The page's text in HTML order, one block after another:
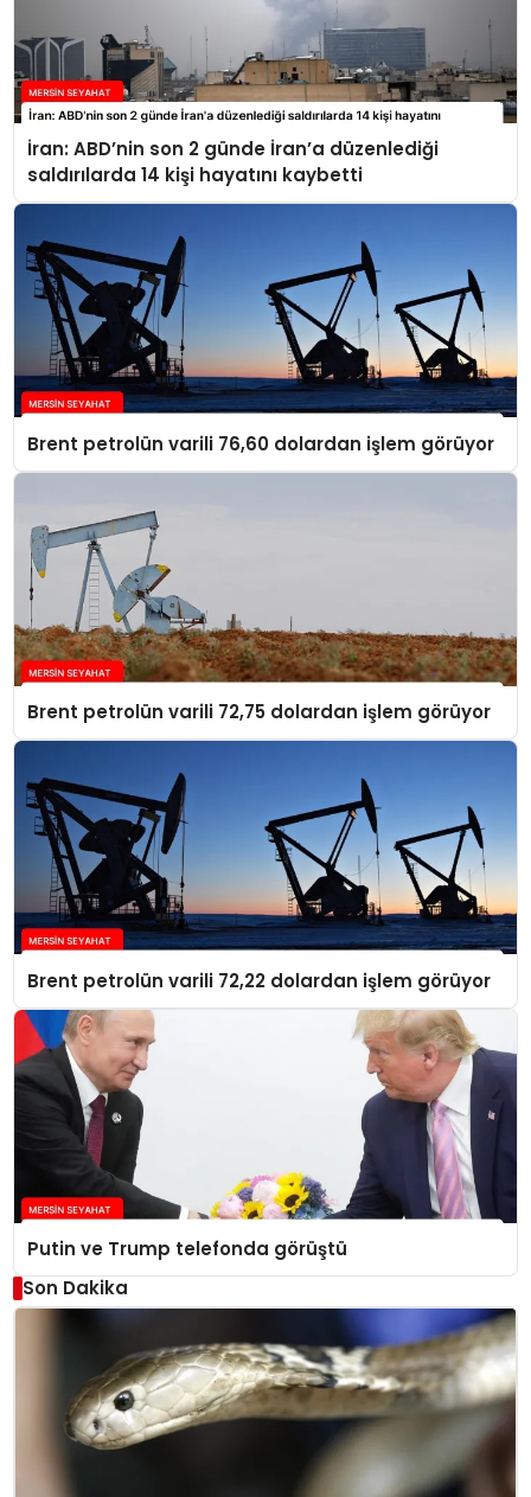
İran: ABD’nin son 2 günde İran’a düzenlediği
saldırılarda 14 kişi hayatını kaybetti
Brent petrolün varili 76,60 dolardan işlem görüyor
Brent petrolün varili 72,75 dolardan işlem görüyor
Brent petrolün varili 72,22 dolardan işlem görüyor
Putin ve Trump telefonda görüştü
Son Dakika